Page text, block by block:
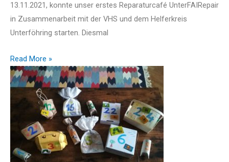
13.11.2021, konnte unser erstes Reparaturcafé UnterFAIRepair
in Zusammenarbeit mit der VHS und dem Helferkreis
Unterföhring starten. Diesmal
Read More »